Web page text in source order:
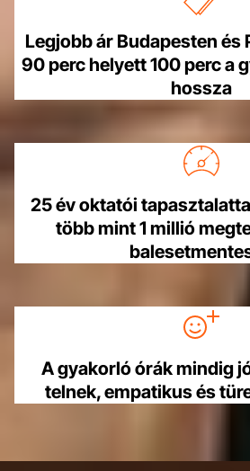
Legjobb ár Budapesten és
90 perc helyett 100 perc a
hossza
25 év oktatói
több mint 1 millió
A gyakorló órák mindig
telnek, empatikus és